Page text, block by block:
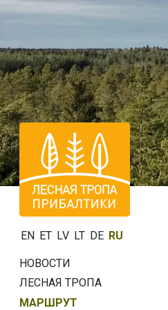
EN ET LV LT DE RU
НОВОСТИ
ЛЕСНАЯ ТРОПА
МАРШРУТ